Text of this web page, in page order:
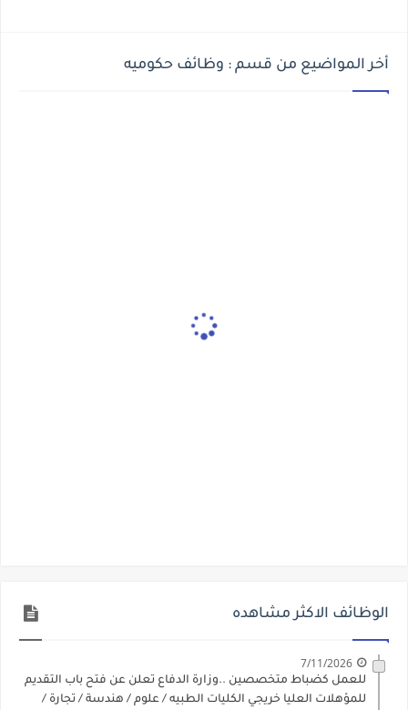
أخر المواضيع من قسم : وظائف حكوميه
الوظائف الاكثر مشاهده
7/11/2026
للعمل كضباط متخصصين ..وزارة الدفاع تعلن عن فتح باب التقديم
للمؤهلات العليا خريجي الكليات الطبيه / علوم / هندسة / تجارة /